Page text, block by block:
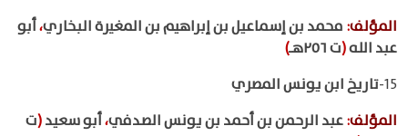
المؤلف: محمد بن إسماعيل بن إبراهيم بن المغيرة البخاري،أبو
عبد الله(ت ٢٥٦هـ
)
15- تاريخ ابن يونس المصري
المؤلف:عبد الرحمن بن أحمد بن يونس الصدفي،أبو سعيد(ت